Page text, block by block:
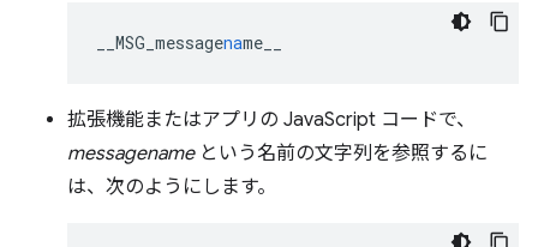
__MSG_messagename__
拡張機能またはアプリの JavaScript コードで、
messagenameという名前の文字列を参照するに
は、次のようにします。